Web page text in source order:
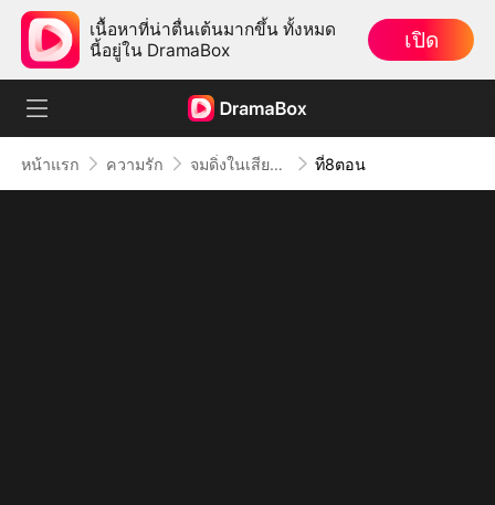
เนื้อหาที่น่าตื่นเต้นมากขึ้น ทั้งหมด
นี้อยู่ใน DramaBox
เปิด
หน้าแรก ความรัก จมดิ่งในเสียงหัวใจ ที่8ตอน